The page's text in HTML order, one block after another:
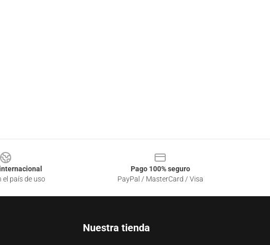
el país de uso
Pago 100% seguro
PayPal / MasterCard / Visa
Nuestra tienda